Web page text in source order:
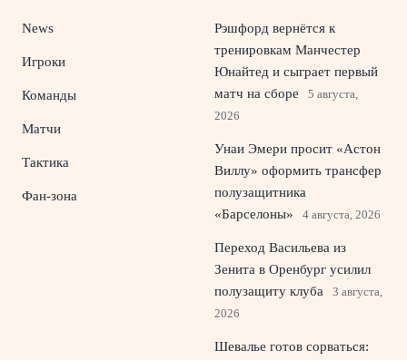
News
Игроки
Команды
Матчи
Тактика
Фан-зона
Рэшфорд вернётся к
тренировкам Манчестер
Юнайтед и сыграет первый
матч на сборе
5 августа,
2026
Унаи Эмери просит «Астон
Виллу» оформить трансфер
полузащитника
«Барселоны»
4 августа, 2026
Переход Васильева из
Зенита в Оренбург усилил
полузащиту клуба
3 августа,
2026
Шевалье готов сорваться: